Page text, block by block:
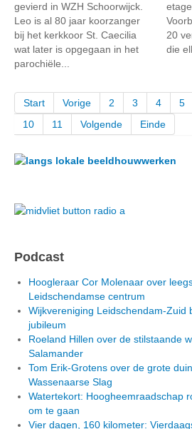
gevierd in WZH Schoorwijck.
Leo is al 80 jaar koorzanger
bij het kerkkoor St. Caecilia
wat later is opgegaan in het
parochiële...
20
die
Start Vorige 2 3 4 5
10
11 Volgende Einde
Podcast
Hoogleraar Cor Molenaar over
Leidschendamse centrum
Wijkvereniging Leidschendam-Zuid
jubileum
Roeland Hillen over de stilstaande
Salamander
Tom Erik-Grotens over de grote
Wassenaarse Slag
Watertekort: Hoogheemraadschap
om te gaan
Vier dagen, 160 kilometer: